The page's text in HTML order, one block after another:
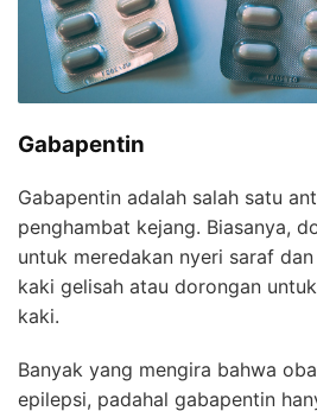
Gabapentin
Gabapentin adalah salah satu
penghambat kejang. Biasanya,
untuk meredakan nyeri saraf
kaki gelisah atau dorongan
kaki.
Banyak yang mengira bahwa
epilepsi, padahal gabapentin